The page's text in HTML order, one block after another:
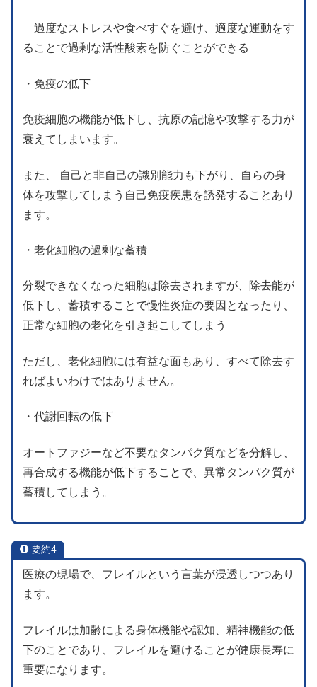
過度なストレスや食べすぐを避け、適度な運動をす
ることで過剰な活性酸素を防ぐことができる
・免疫の低下
免疫細胞の機能が低下し、抗原の記憶や攻撃する力が
衰えてしまいます。
また、 自己と非自己の識別能力も下がり、自らの身
体を攻撃してしまう自己免疫疾患を誘発することあり
ます。
・老化細胞の過剰な蓄積
分裂できなくなった細胞は除去されますが、除去能が
低下し、蓄積することで慢性炎症の要因となったり、
正常な細胞の老化を引き起こしてしまう
ただし、老化細胞には有益な面もあり、すべて除去す
ればよいわけではありません。
・代謝回転の低下
オートファジーなど不要なタンパク質などを分解し、
再合成する機能が低下することで、異常タンパク質が
蓄積してしまう。
要約4
医療の現場で、フレイルという言葉が浸透しつつあり
ます。
フレイルは加齢による身体機能や認知、精神機能の低
下のことであり、フレイルを避けることが健康長寿に
重要になります。